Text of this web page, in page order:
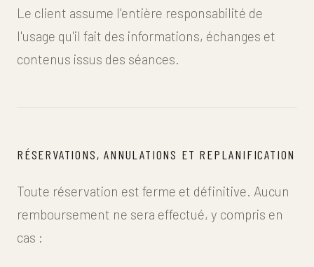
Le client assume l'entière responsabilité de
l'usage qu'il fait des informations, échanges et
contenus issus des séances.
RÉSERVATIONS, ANNULATIONS ET REPLANIFICATION
Toute réservation est ferme et définitive. Aucun
remboursement ne sera effectué, y compris en
cas :